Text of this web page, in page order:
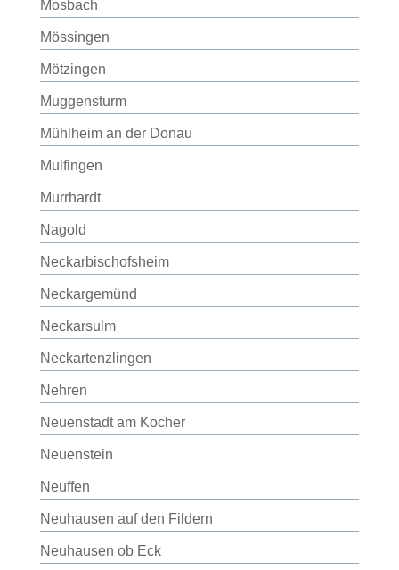
Mosbach
Mössingen
Mötzingen
Muggensturm
Mühlheim an der Donau
Mulfingen
Murrhardt
Nagold
Neckarbischofsheim
Neckargemünd
Neckarsulm
Neckartenzlingen
Nehren
Neuenstadt am Kocher
Neuenstein
Neuffen
Neuhausen auf den Fildern
Neuhausen ob Eck